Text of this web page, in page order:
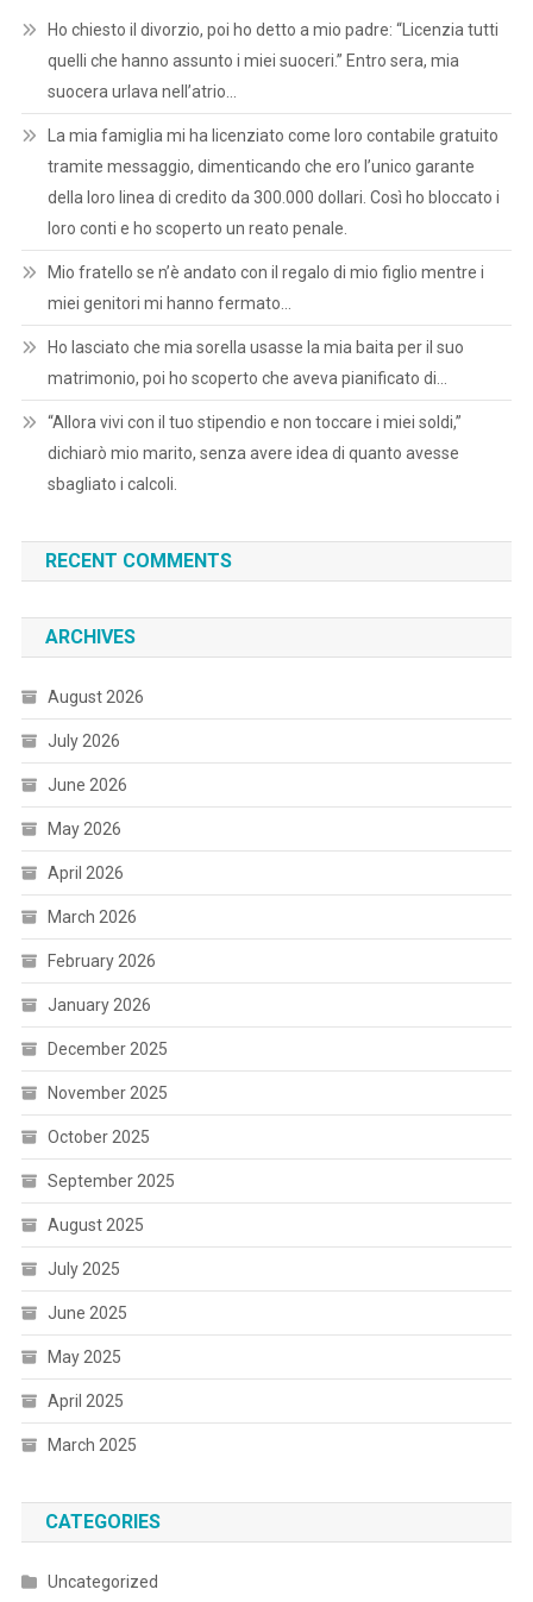
Ho chiesto il divorzio, poi ho detto a mio padre: “Licenzia tutti
quelli che hanno assunto i miei suoceri.” Entro sera, mia
suocera urlava nell’atrio…
La mia famiglia mi ha licenziato come loro contabile gratuito
tramite messaggio, dimenticando che ero l’unico garante
della loro linea di credito da 300.000 dollari. Così ho bloccato i
loro conti e ho scoperto un reato penale.
Mio fratello se n’è andato con il regalo di mio figlio mentre i
miei genitori mi hanno fermato…
Ho lasciato che mia sorella usasse la mia baita per il suo
matrimonio, poi ho scoperto che aveva pianificato di…
“Allora vivi con il tuo stipendio e non toccare i miei soldi,”
dichiarò mio marito, senza avere idea di quanto avesse
sbagliato i calcoli.
RECENT COMMENTS
ARCHIVES
August 2026
July 2026
June 2026
May 2026
April 2026
March 2026
February 2026
January 2026
December 2025
November 2025
October 2025
September 2025
August 2025
July 2025
June 2025
May 2025
April 2025
March 2025
CATEGORIES
Uncategorized